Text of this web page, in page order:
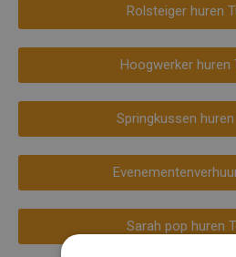
Rolsteiger huren
Hoogwerker huren
Springkussen
Sarah pop huren